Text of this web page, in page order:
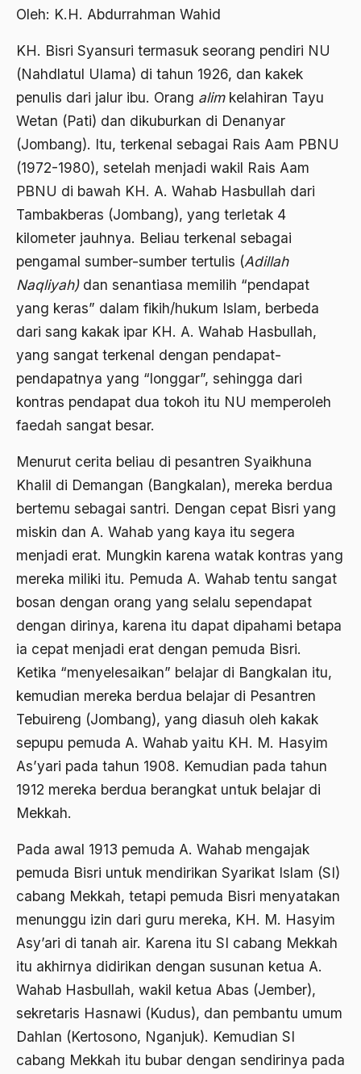
Oleh: K.H. Abdurrahman Wahid
KH. Bisri Syansuri termasuk seorang pendiri NU
(Nahdlatul Ulama) di tahun 1926, dan kakek
penulis dari jalur ibu. Orang alimkelahiran Tayu
Wetan (Pati) dan dikuburkan di Denanyar
(Jombang). Itu, terkenal sebagai Rais Aam PBNU
(1972-1980), setelah menjadi wakil Rais Aam
PBNU di bawah KH. A. Wahab Hasbullah dari
Tambakberas (Jombang), yang terletak 4
kilometer jauhnya. Beliau terkenal sebagai
pengamal sumber-sumber tertulis (Adillah
Naqliyah)dan senantiasa memilih “pendapat
yang keras” dalam fikih/hukum Islam, berbeda
dari sang kakak ipar KH. A. Wahab Hasbullah,
yang sangat terkenal dengan pendapat-
pendapatnya yang “longgar”, sehingga dari
kontras pendapat dua tokoh itu NU memperoleh
faedah sangat besar.
Menurut cerita beliau di pesantren Syaikhuna
Khalil di Demangan (Bangkalan), mereka berdua
bertemu sebagai santri. Dengan cepat Bisri yang
miskin dan A. Wahab yang kaya itu segera
menjadi erat. Mungkin karena watak kontras yang
mereka miliki itu. Pemuda A. Wahab tentu sangat
bosan dengan orang yang selalu sependapat
dengan dirinya, karena itu dapat dipahami betapa
ia cepat menjadi erat dengan pemuda Bisri.
Ketika “menyelesaikan” belajar di Bangkalan itu,
kemudian mereka berdua belajar di Pesantren
Tebuireng (Jombang), yang diasuh oleh kakak
sepupu pemuda A. Wahab yaitu KH. M. Hasyim
As’yari pada tahun 1908. Kemudian pada tahun
1912 mereka berdua berangkat untuk belajar di
Mekkah.
Pada awal 1913 pemuda A. Wahab mengajak
pemuda Bisri untuk mendirikan Syarikat Islam (SI)
cabang Mekkah, tetapi pemuda Bisri menyatakan
menunggu izin dari guru mereka, KH. M. Hasyim
Asy’ari di tanah air. Karena itu SI cabang Mekkah
itu akhirnya didirikan dengan susunan ketua A.
Wahab Hasbullah, wakil ketua Abas (Jember),
sekretaris Hasnawi (Kudus), dan pembantu umum
Dahlan (Kertosono, Nganjuk). Kemudian SI
cabang Mekkah itu bubar dengan sendirinya pada
2010
2009
2008
2007
2006
2005
2004
2002
2001
2000
1999
1998
1997
1996
1994
1993
1991
1990
1989
1987
1986
1984
1983
1982
1981
1979
1978
Abdullah Badawi
Abdullah Sungkar
Abdullah Syafi'i
Abdurrahman Addakhil
abdurrahman wahid
Abolisi
Aboulhasan Bani Sadr
abri
Abu AMrin Ibnu Alla'
Abu Bakar Ba’asyir
Abu Hanifah
abu jihad
Abu Sangkan
Abu Zayd
Ad-daulah
Adagium
Adaptif Islam
Adat dan Syari'at
Adat Ngada
Adat Pra-Islam
Adat Siri
Adi Sasono
Adnan Buyung Nasution
Adopsi
Adu Pinalti
Advisors
Aera-Europa
Afganistan